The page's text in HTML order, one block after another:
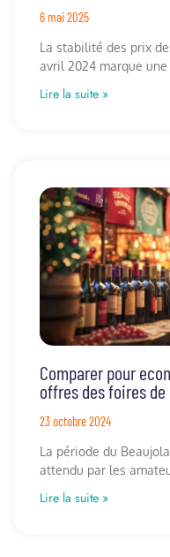
6 mai 2025
La stabilité des prix
avril 2024 marque
Lire la suite »
Comparer pour
offres des foires de
23 octobre 2024
La période du
attendu par les
Lire la suite »